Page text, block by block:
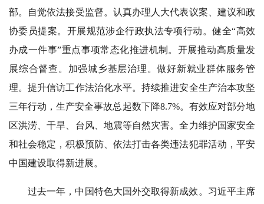
部。自觉依法接受监督。认真办理人大代表议案、建议和政
协委员提案。开展规范涉企行政执法专项行动。健全“高效
办成一件事”重点事项常态化推进机制。开展推动高质量发
展综合督查。加强城乡基层治理。做好新就业群体服务管
理。提升信访工作法治化水平。持续推进安全生产治本攻坚
三年行动，生产安全事故总起数下降8.7%。有效应对部分地
区洪涝、干旱、台风、地震等自然灾害。全力维护国家安全
和社会稳定，积极预防、依法打击各类违法犯罪活动，平安
中国建设取得新进展。
过去一年，中国特色大国外交取得新成效。习近平主席